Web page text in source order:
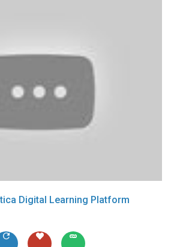
Digital Learning Platform